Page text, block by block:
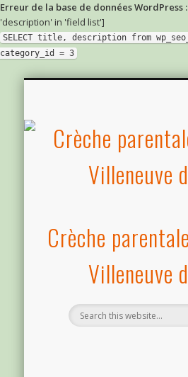
Erreur de la base de données WordPress :
'description' in 'field list']
SELECT title, description from
category_id = 3
Crèche
Villeneuve